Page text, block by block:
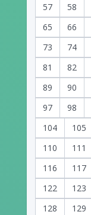
57
58
65
66
73
74
81
82
89
90
97
98
104
105
110
111
116
117
122
123
128
129